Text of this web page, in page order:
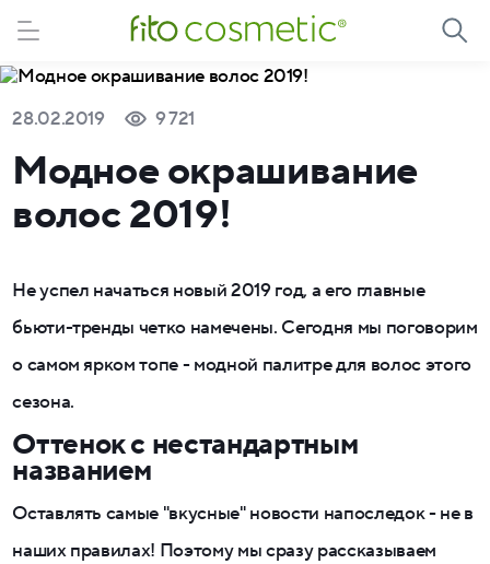
28.02.2019 9 721
Модное окрашивание
волос 2019!
Не успел начаться новый 2019 год, а его главные
бьюти-тренды четко намечены. Сегодня мы поговорим
о самом ярком топе - модной палитре для волос этого
сезона.
Оттенок с нестандартным
названием
Оставлять самые "вкусные" новости напоследок - не в
наших правилах! Поэтому мы сразу рассказываем